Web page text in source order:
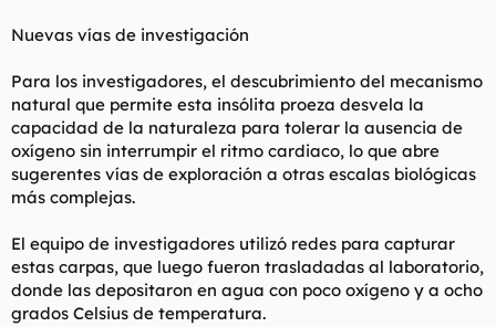
Nuevas vías de investigación
Para los investigadores, el descubrimiento del mecanismo
natural que permite esta insólita proeza desvela la
capacidad de la naturaleza para tolerar la ausencia de
oxígeno sin interrumpir el ritmo cardiaco, lo que abre
sugerentes vías de exploración a otras escalas biológicas
más complejas.
El equipo de investigadores utilizó redes para capturar
estas carpas, que luego fueron trasladadas al laboratorio,
donde las depositaron en agua con poco oxígeno y a ocho
grados Celsius de temperatura.